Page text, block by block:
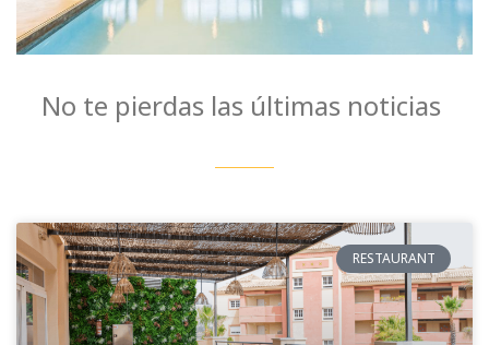
No te pierdas las últimas noticias
RESTAURANT